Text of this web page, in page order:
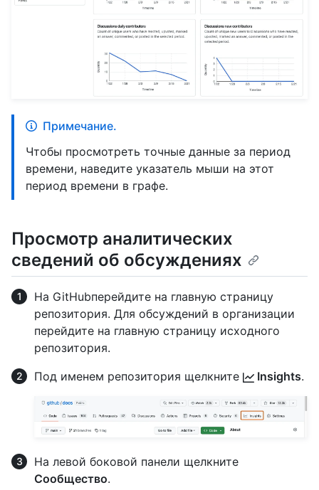
Примечание.
Чтобы просмотреть точные данные за период
времени, наведите указатель мыши на этот
период времени в графе.
Просмотр аналитических
сведений об обсуждениях
На GitHubперейдите на главную страницу
репозитория. Для обсуждений в организации
перейдите на главную страницу исходного
репозитория.
Под именем репозитория щелкните
Insights.
На левой боковой панели щелкните
Сообщество.